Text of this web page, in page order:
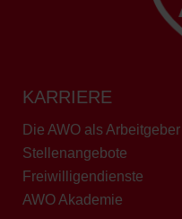
KARRIERE
Die AWO als Arbeitgeber
Stellenangebote
Freiwilligendienste
AWO Akademie